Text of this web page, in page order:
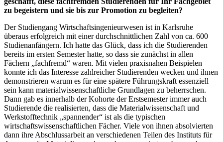
zu begeistern und sie bis zur Promotion zu begleiten?
Der Studiengang Wirtschaftsingenieurwesen ist in Karlsruhe
überaus erfolgreich mit einer durchschnittlichen Zahl von ca. 600
Studienanfängern. Ich hatte das Glück, dass ich die Studierenden
bereits im ersten Semester hatte, so dass sie zunächst in allen
Fächern „fachfremd“ waren. Mit vielen praxisnahen Beispielen
konnte ich das Interesse zahlreicher Studierenden wecken und ihnen
demonstrieren warum es für eine spätere Führungskraft essenziell
sein kann materialwissenschaftliche Grundlagen zu beherrschen.
Dann gab es innerhalb der Kohorte der Erstsemester immer auch
Studierende die realisierten, dass die Materialwissenschaft und
Werkstofftechnik „spannender“ ist als die typischen
wirtschaftswissenschaftlichen Fächer. Viele von ihnen absolvierten
dann ihre Abschlussarbeit an verschiedenen Teilen des Instituts für